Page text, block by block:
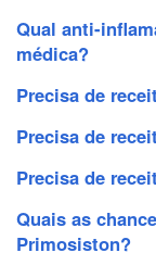
Qual anti-
médica?
Precisa de
Precisa de
Precisa de
Quais as
Primosiston?